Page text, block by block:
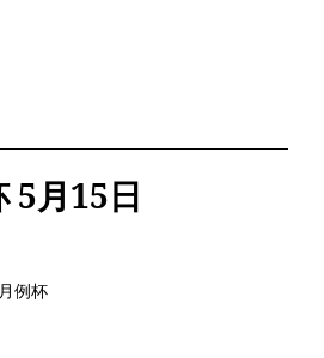
5月15日
例杯